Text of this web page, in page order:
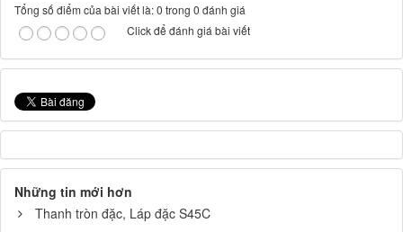
Tổng số điểm của bài viết là: 0 trong 0 đánh giá
Click để đánh giá bài viết
Những tin mới hơn
Thanh tròn đặc, Láp đặc S45C